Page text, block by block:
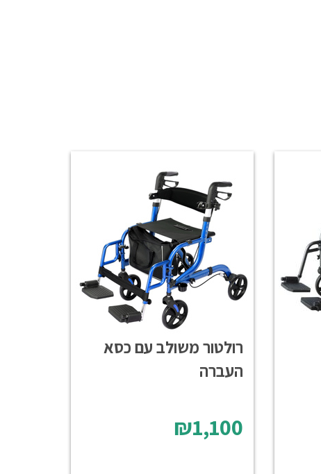
רולטור משולב עם כסא
העברה
₪1,100